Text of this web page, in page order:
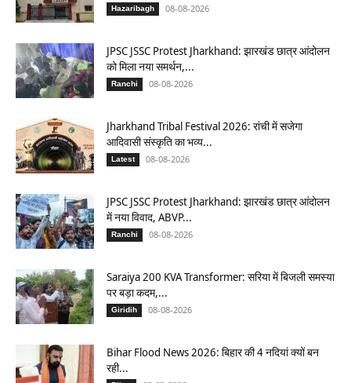
Hazaribagh 08-08-2026
JPSC JSSC Protest Jharkhand: झारखंड छात्र आंदोलन
को मिला नया समर्थन,...
Ranchi 08-08-2026
Jharkhand Tribal Festival 2026: रांची में सजेगा
आदिवासी संस्कृति का भव्य...
Latest 08-08-2026
JPSC JSSC Protest Jharkhand: झारखंड छात्र आंदोलन
में नया विवाद, ABVP...
Ranchi 08-08-2026
Saraiya 200 KVA Transformer: सरिया में बिजली समस्या
पर बड़ा कदम,...
Giridih 08-08-2026
Bihar Flood News 2026: बिहार की 4 नदियां क्यों बन
रही...